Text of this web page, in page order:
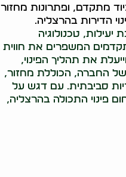
מתקדם, ופתרונות מחזור
הדירות בהרצליה.
טכנולוגיה
המשפרים את חווית
את תהליך הפינוי,
של החברה, הכוללת מחזור,
סביבתית. עם דגש על
פינוי התכולה בהרצליה,